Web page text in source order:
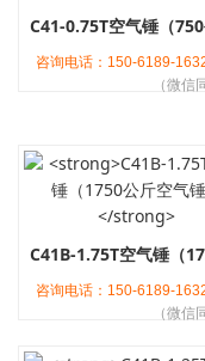
咨询电话：150-6189-
（微信
咨询电话：150-6189-
（微信